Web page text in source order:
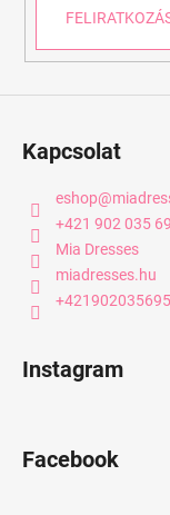
Kapcsolat
eshop@
+421 902 035
Mia Dresses
miadresses.hu
+421902035695
Instagram
Facebook